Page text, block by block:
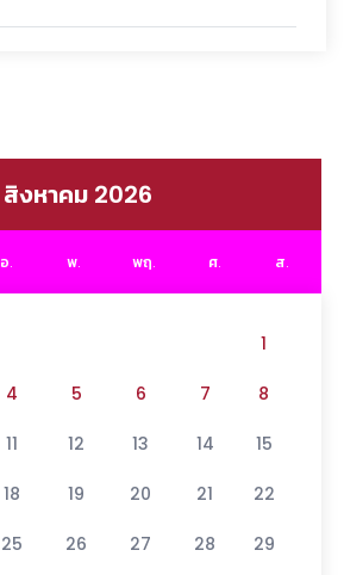
สิงหาคม 2026
อ. พ. พฤ. ศ. ส.
1
4 5 6 7 8
11 12 13 14 15
18 19 20 21 22
25 26 27 28 29